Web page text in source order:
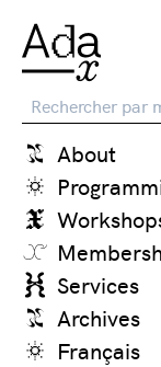
Recherche
About
Services
Archives
Français